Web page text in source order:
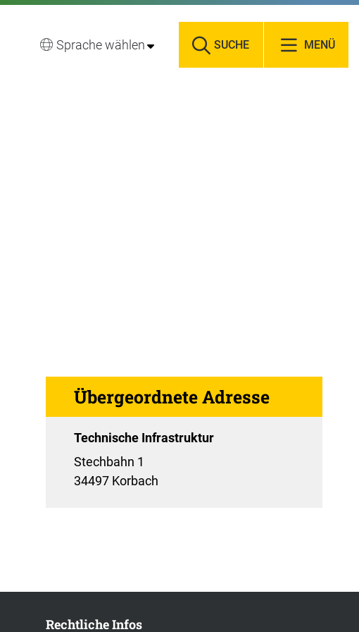
Sprache wählen SUCHE MENÜ
Übergeordnete Adresse
Technische Infrastruktur
Stechbahn 1
34497 Korbach
Rechtliche Infos